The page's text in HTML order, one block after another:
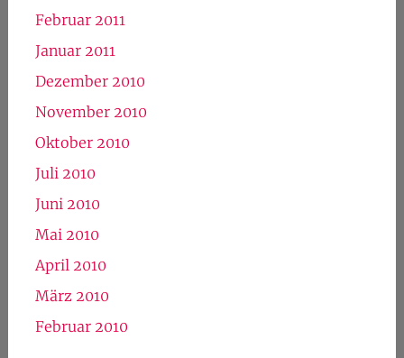
Februar 2011
Januar 2011
Dezember 2010
November 2010
Oktober 2010
Juli 2010
Juni 2010
Mai 2010
April 2010
März 2010
Februar 2010